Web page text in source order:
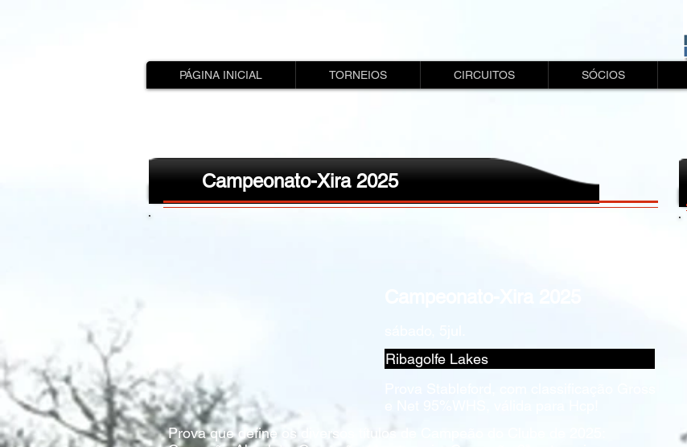
PÁGINA INICIAL TORNEIOS CIRCUITOS SÓCIOS
Ribagolfe Lakes
Prova que define os diversos títulos de Campeão do Clube de 2025:
Campeonato-Xira 2025